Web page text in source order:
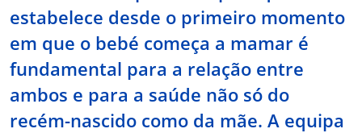
estabelece desde o primeiro momento
em que o bebé começa a mamar é
fundamental para a relação entre
ambos e para a saúde não só do
recém-nascido como da mãe. A equipa